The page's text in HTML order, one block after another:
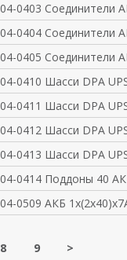
04-0403 Соединители
04-0404 Соединители
04-0405 Соединители
04-0410 Шасси DPA
04-0411 Шасси DPA
04-0412 Шасси DPA
04-0413 Шасси DPA
04-0414 Поддоны 40
04-0509 АКБ
8 9 >